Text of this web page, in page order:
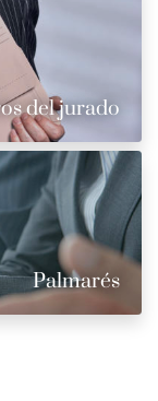
del jurado
Palmarés